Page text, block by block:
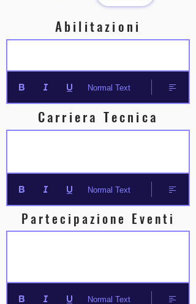
Abilitazioni
Normal Text
Carriera Tecnica
Normal Text
Partecipazione Eventi
Normal Text